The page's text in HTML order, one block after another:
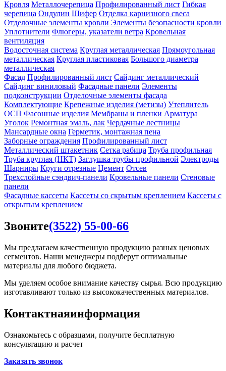
Кровля Металлочерепица Профилированный лист Гибкая
черепица Ондулин Шифер Отделка карнизного свеса
Отделочные элементы кровли Элементы безопасности кровли
Уплотнители Флюгеры, указатели ветра Кровельная
вентиляция
Водосточная система Круглая металлическая Прямоугольная
металлическая Круглая пластиковая Большого диаметра
металлическая
Фасад Профилированный лист Сайдинг металлический
Сайдинг виниловый Фасадные панели Элементы
подконструкции Отделочные элементы фасада
Комплектующие Крепежные изделия (метизы) Утеплитель
ОСП Фасонные изделия Мембраны и пленки Арматура
Уголок Ремонтная эмаль, лак Чердачные лестницы
Мансардные окна Герметик, монтажная пена
Заборные ограждения Профилированный лист
Металлический штакетник Сетка рабица Труба профильная
Труба круглая (НКТ) Заглушка трубы профильной Электроды
Шарниры Круги отрезные Цемент Отсев
Трехслойные сэндвич-панели Кровельные панели Стеновые
панели
Фасадные кассеты Кассеты со скрытым креплением Кассеты с
открытым креплением
Звоните(3522) 55-00-66
Мы предлагаем качественную продукцию разных ценовых
сегментов. Наши менеджеры подберут оптимальные
материалы для любого бюджета.
Мы уделяем особое внимание качеству сырья. Всю продукцию
изготавливают только из высококачественных материалов.
Контактнаяинформация
Ознакомьтесь с образцами, получите бесплатную
консультацию и расчет
Заказать звонок